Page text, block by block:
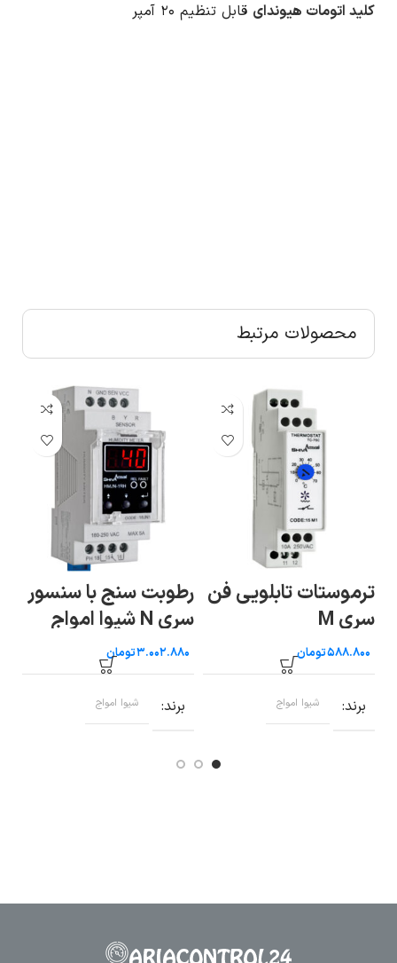
کلید اتومات هیوندای قابل تنظیم ۲۰ آمپر
محصولات مرتبط
ترموستات تابلویی فن
سری M
تومان
برند شیوا امواج
رطوبت سنج با سنسور
سری N شیوا امواج
تومان
برند شیوا امواج